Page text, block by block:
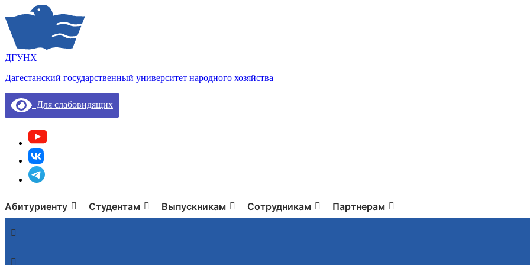
ДГУНХ
Дагестанский государственный университет народного хозяйства
Для слабовидящих
Абитуриенту Студентам Выпускникам Сотрудникам Партнерам